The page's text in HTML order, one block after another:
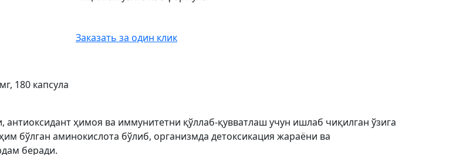
Заказать за один клик
180 капсула
ҳимоя ва иммунитетни қўллаб-қувватлаш учун ишлаб чиқилган ўзига
бўлган аминокислота бўлиб, организмда детоксикация жараёни ва
беради.